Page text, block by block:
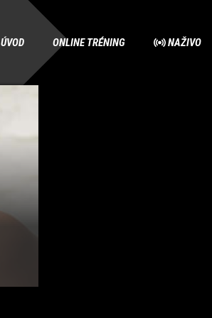
ÚVOD ONLINE TRÉNING NAŽIVO